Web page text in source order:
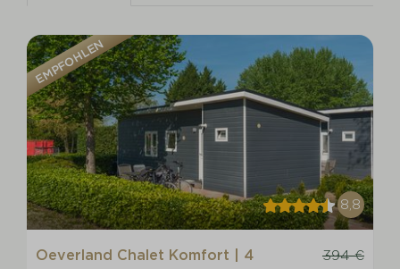
EMPFOHLEN
8,8
394 €
Oeverland Chalet Komfort | 4